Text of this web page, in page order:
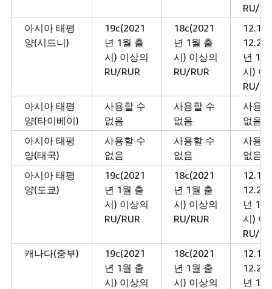
RU/
아시아 태평
양(시드니)
19c(2021
년 1월 출
시) 이상의
RU/RUR
18c(2021
년 1월 출
시) 이상의
RU/RUR
12.1
년 1
시) 이
RU/
아시아 태평
양(타이베이)
사용할 수
없음
사용할 수
없음
사용
없음
아시아 태평
양(태국)
사용할 수
없음
사용할 수
없음
사용
없음
아시아 태평
양(도쿄)
19c(2021
년 1월 출
시) 이상의
RU/RUR
18c(2021
년 1월 출
시) 이상의
RU/RUR
12.1
년 1
시) 이
RU/
캐나다(중부)
19c(2021
년 1월 출
시) 이상의
18c(2021
년 1월 출
시) 이상의
12.1
년 1